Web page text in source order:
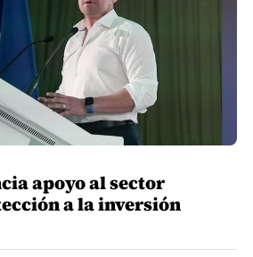
apoyo al sector
a la inversión